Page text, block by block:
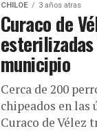
CHILOE 3 años atras
Curaco de
municipio
Cerca de 200
chipeados en las
Curaco de Vélez